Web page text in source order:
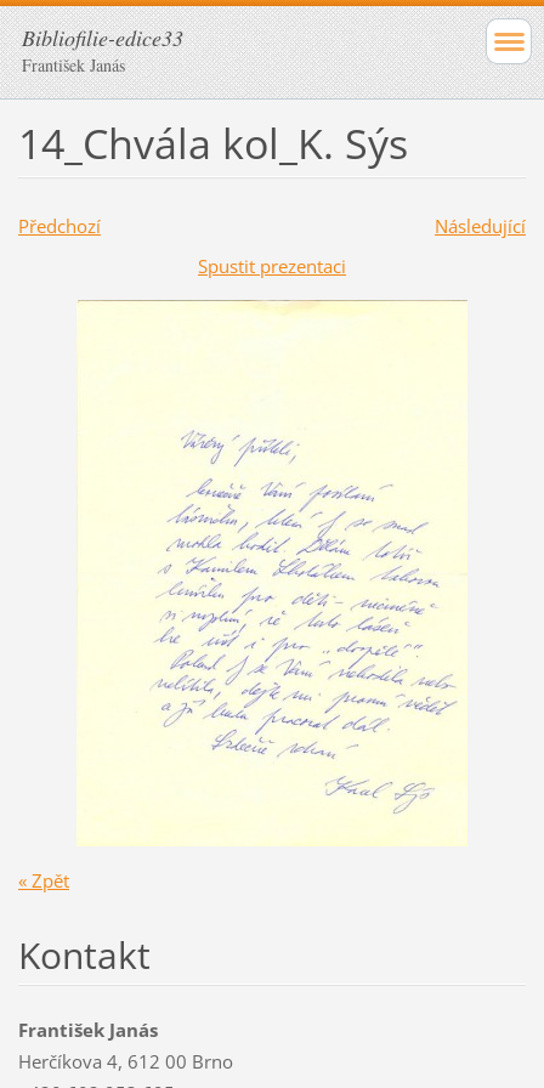
Bibliofilie-edice33
František Janás
14_Chvála kol_K. Sýs
Předchozí
Následující
Spustit prezentaci
« Zpět
Kontakt
František Janás
Herčíkova 4, 612 00 Brno